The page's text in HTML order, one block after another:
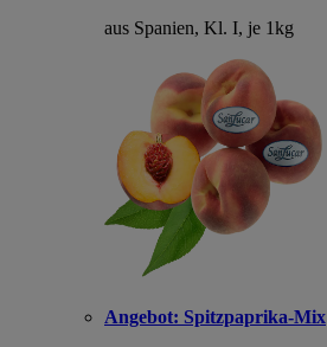
aus Spanien, Kl. I, je 1kg
Angebot: Spitzpaprika-Mix